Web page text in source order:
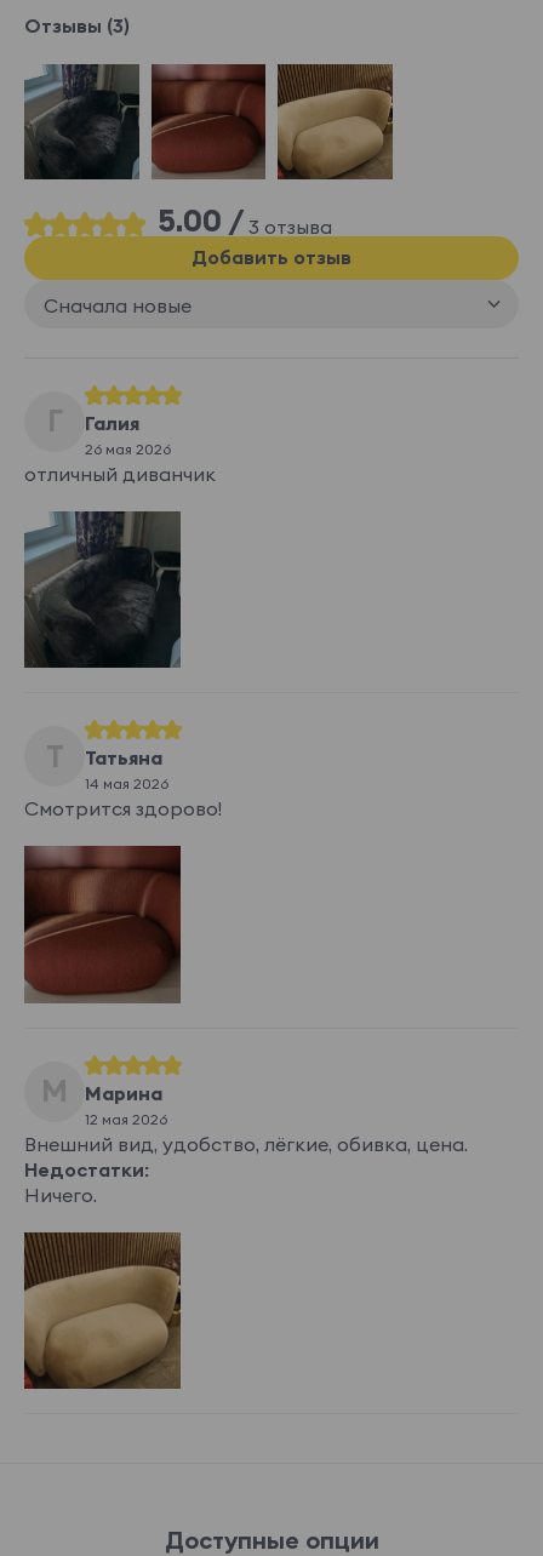
Отзывы (3)
5.00 / 3 отзыва
Сначала новые
Добавить отзыв
Г Галия
26 мая 2026
отличный диванчик
Т Татьяна
14 мая 2026
Смотрится здорово!
М Марина
12 мая 2026
Внешний вид, удобство, лёгкие, обивка, цена.
Недостатки:
Ничего.
Доступные опции